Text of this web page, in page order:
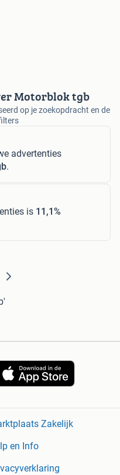
Motorblok tgb
op je zoekopdracht en de
advertenties
.
is 11,1%
Zakelijk
en Info